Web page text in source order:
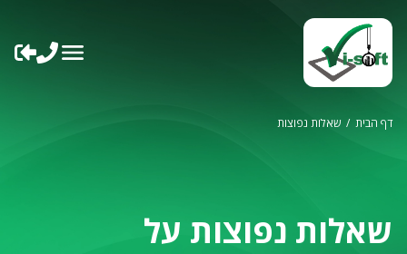
לתוכן
דף הבית / שאלות נפוצות
שאלות נפוצות על